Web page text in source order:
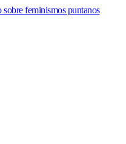
feminismos puntanos